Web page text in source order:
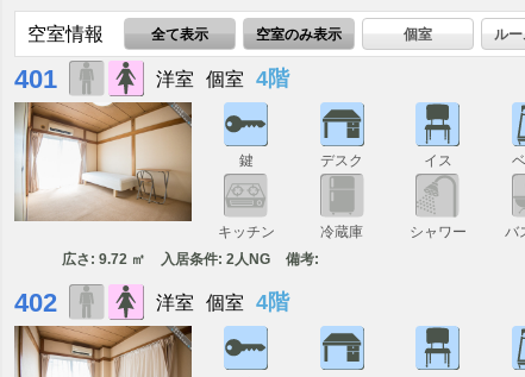
空室情報 全て表示 空室のみ表示 個室 ル
401 洋室 個室 4階
鍵 デスク イス
キッチン 冷蔵庫 シャワー バ
広さ: 9.72 ㎡ 入居条件: 2人NG 備考:
402 洋室 個室 4階